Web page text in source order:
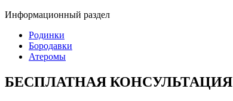
Информационный раздел
Родинки
Бородавки
Атеромы
БЕСПЛАТНАЯ КОНСУЛЬТАЦИЯ